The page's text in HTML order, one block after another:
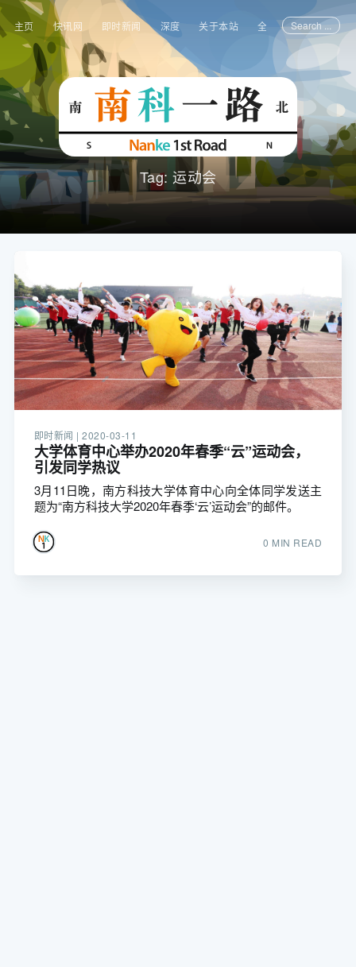
主页 快讯网 即时新闻 深度 关于本站 全部文章Search ...
Tag: 运动会
即时新闻 |2020-03-11
大学体育中心举办2020年春季“云”运动会，
引发同学热议
3月11日晚，南方科技大学体育中心向全体同学发送主
题为“南方科技大学2020年春季‘云’运动会”的邮件。
0 MIN READ